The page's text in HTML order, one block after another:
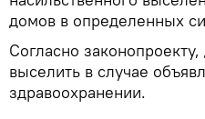
домов в определенных
Согласно
выселить в случае
здравоохранении.